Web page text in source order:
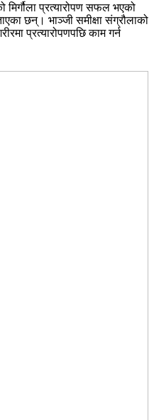
प्रत्यारोपण सफल भएको
छन्। भाञ्जी समीक्षा संग्रौलाको
प्रत्यारोपणपछि काम गर्न